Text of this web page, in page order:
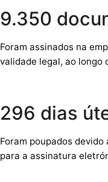
9.350
Foram assinados na
validade legal, ao longo
296 dias
Foram poupados
para a assinatura